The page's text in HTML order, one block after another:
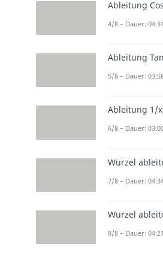
Ableitung
4/8 – Dauer:
Ableitung
5/8 – Dauer:
Ableitung 1/x
6/8 – Dauer:
Wurzel
7/8 – Dauer:
Wurzel
8/8 – Dauer: 04:21